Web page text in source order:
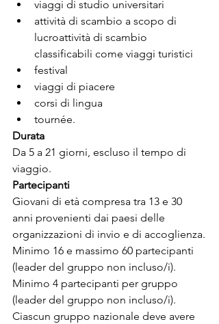
viaggi di studio universitari
attività di scambio a scopo di
lucroattività di scambio
classificabili come viaggi turistici
festival
viaggi di piacere
corsi di lingua
tournée.
Durata
Da 5 a 21 giorni, escluso il tempo di
viaggio.
Partecipanti
Giovani di età compresa tra 13 e 30
anni provenienti dai paesi delle
organizzazioni di invio e di accoglienza.
Minimo 16 e massimo 60 partecipanti
(leader del gruppo non incluso/i).
Minimo 4 partecipanti per gruppo
(leader del gruppo non incluso/i).
Ciascun gruppo nazionale deve avere